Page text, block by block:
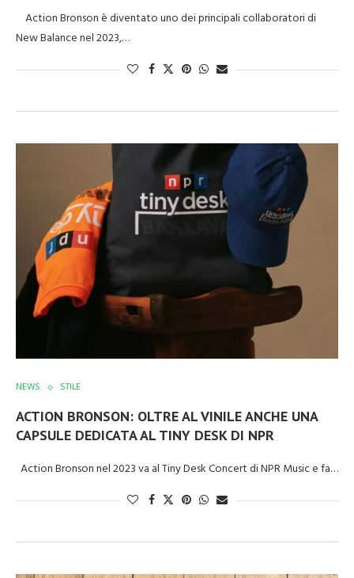
Action Bronson è diventato uno dei principali collaboratori di
New Balance nel 2023,…
NEWS STILE
ACTION BRONSON: OLTRE AL VINILE ANCHE UNA
CAPSULE DEDICATA AL TINY DESK DI NPR
Action Bronson nel 2023 va al Tiny Desk Concert di NPR Music e fa…